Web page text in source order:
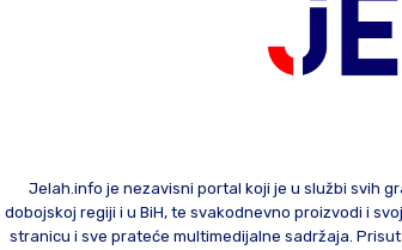
Jelah.info je nezavisni portal koji je u službi svih
dobojskoj regiji i u BiH, te svakodnevno proizvodi i
stranicu i sve prateće multimedijalne sadržaja.